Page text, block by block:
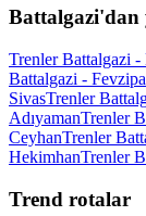
Battalgazi'dan
Trenler Battalgazi -
Battalgazi -
SivasTrenler
AdıyamanTrenler
CeyhanTrenler
HekimhanTrenler
Trend rotalar